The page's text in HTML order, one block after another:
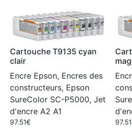
Cartouche T9135 cyan
clair
Encre Epson, Encres des
constructeurs, Epson
SureColor SC-P5000, Jet
d'encre A2 A1
97.51€ 97.51